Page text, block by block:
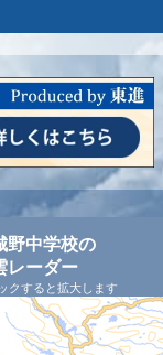
野中学校の
レーダー
クすると拡大します